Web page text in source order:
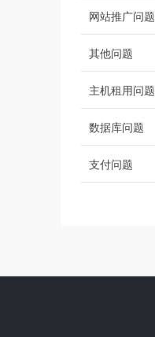
网站推广问题
其他问题
主机租用问题
数据库问题
支付问题